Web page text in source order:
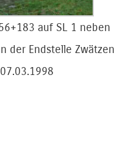
auf SL 1 neben
der Endstelle Zwätzen